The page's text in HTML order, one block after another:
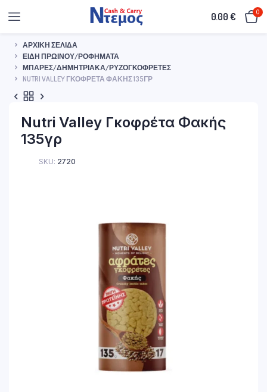
0.00€ 0
ΑΡΧΙΚΉ ΣΕΛΊΔΑ
ΕΊΔΗ ΠΡΩΙΝΟΎ/ΡΟΦΉΜΑΤΑ
ΜΠΆΡΕΣ/ΔΗΜΗΤΡΙΑΚΆ/ΡΥΖΟΓΚΟΦΡΈΤΕΣ
NUTRI VALLEY ΓΚΟΦΡΈΤΑ ΦΑΚΉΣ 135ΓΡ
Nutri Valley Γκοφρέτα Φακής
135γρ
SKU: 2720